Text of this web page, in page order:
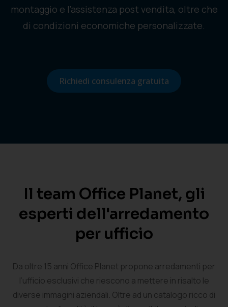
montaggio e l’assistenza post vendita, oltre che
di condizioni economiche personalizzate.
Richiedi consulenza gratuita
Il team Office Planet, gli
esperti dell'arredamento
per ufficio
Da oltre 15 anni Office Planet propone arredamenti per
l’ufficio esclusivi che riescono a mettere in risalto le
diverse immagini aziendali. Oltre ad un catalogo ricco di